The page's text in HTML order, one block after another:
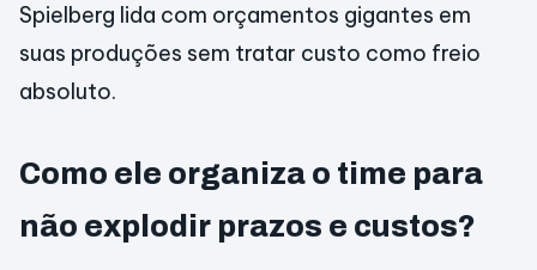
Spielberg lida com orçamentos gigantes em
suas produções sem tratar custo como freio
absoluto.
Como ele organiza o time para
não explodir prazos e custos?